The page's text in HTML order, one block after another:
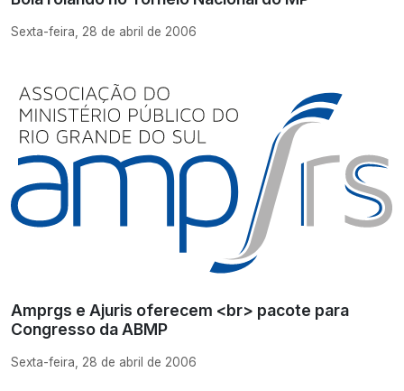
Sexta-feira, 28 de abril de 2006
Amprgs e Ajuris oferecem <br> pacote para
Congresso da ABMP
Sexta-feira, 28 de abril de 2006